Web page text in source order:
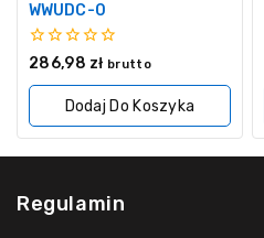
WWUDC-0
0
5
286,98 zł brutto
Dodaj Do Koszyka
Regulamin